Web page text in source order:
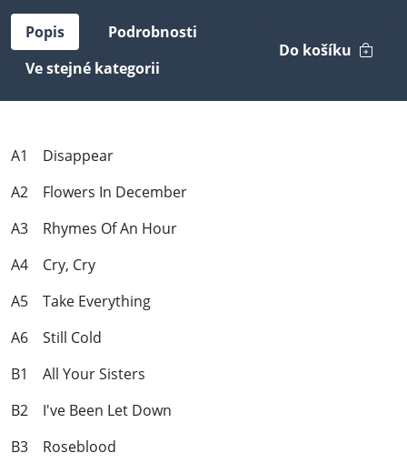
Popis
Podrobnosti
Ve stejné kategorii
Do košíku
A1 Disappear
A2 Flowers In December
A3 Rhymes Of An Hour
A4 Cry, Cry
A5 Take Everything
A6 Still Cold
B1 All Your Sisters
B2 I've Been Let Down
B3 Roseblood